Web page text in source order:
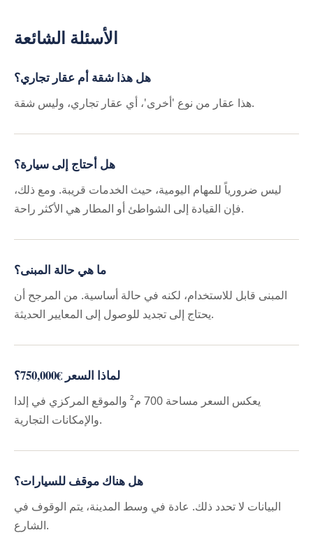
الأسئلة الشائعة
هل هذا شقة أم عقار تجاري؟
هذا عقار من نوع 'أخرى'، أي عقار تجاري، وليس شقة.
هل أحتاج إلى سيارة؟
ليس ضرورياً للمهام اليومية، حيث الخدمات قريبة. ومع ذلك،
فإن القيادة إلى الشواطئ أو المطار هي الأكثر راحة.
ما هي حالة المبنى؟
المبنى قابل للاستخدام، لكنه في حالة أساسية. من المرجح أن
يحتاج إلى تجديد للوصول إلى المعايير الحديثة.
لماذا السعر €750,000؟
يعكس السعر مساحة 700 م² والموقع المركزي في إلدا
والإمكانات التجارية.
هل هناك موقف للسيارات؟
البيانات لا تحدد ذلك. عادة في وسط المدينة، يتم الوقوف في
الشارع.